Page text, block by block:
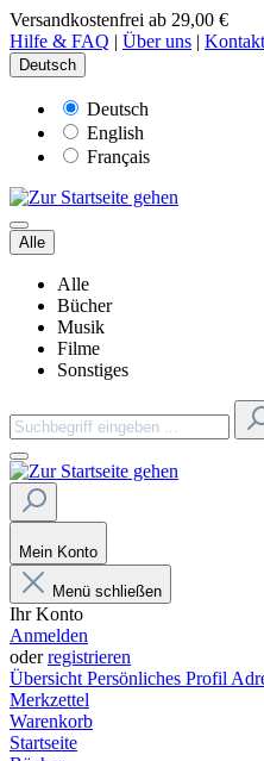
Versandkostenfrei ab 29,00 €
Hilfe & FAQ | Über uns | Kontakt
Deutsch
Deutsch
English
Français
Alle
Alle
Bücher
Musik
Filme
Sonstiges
Mein Konto
Menü schließen
Ihr Konto
Anmelden
oderregistrieren
Übersicht Persönliches Profil
Merkzettel
Warenkorb
Startseite